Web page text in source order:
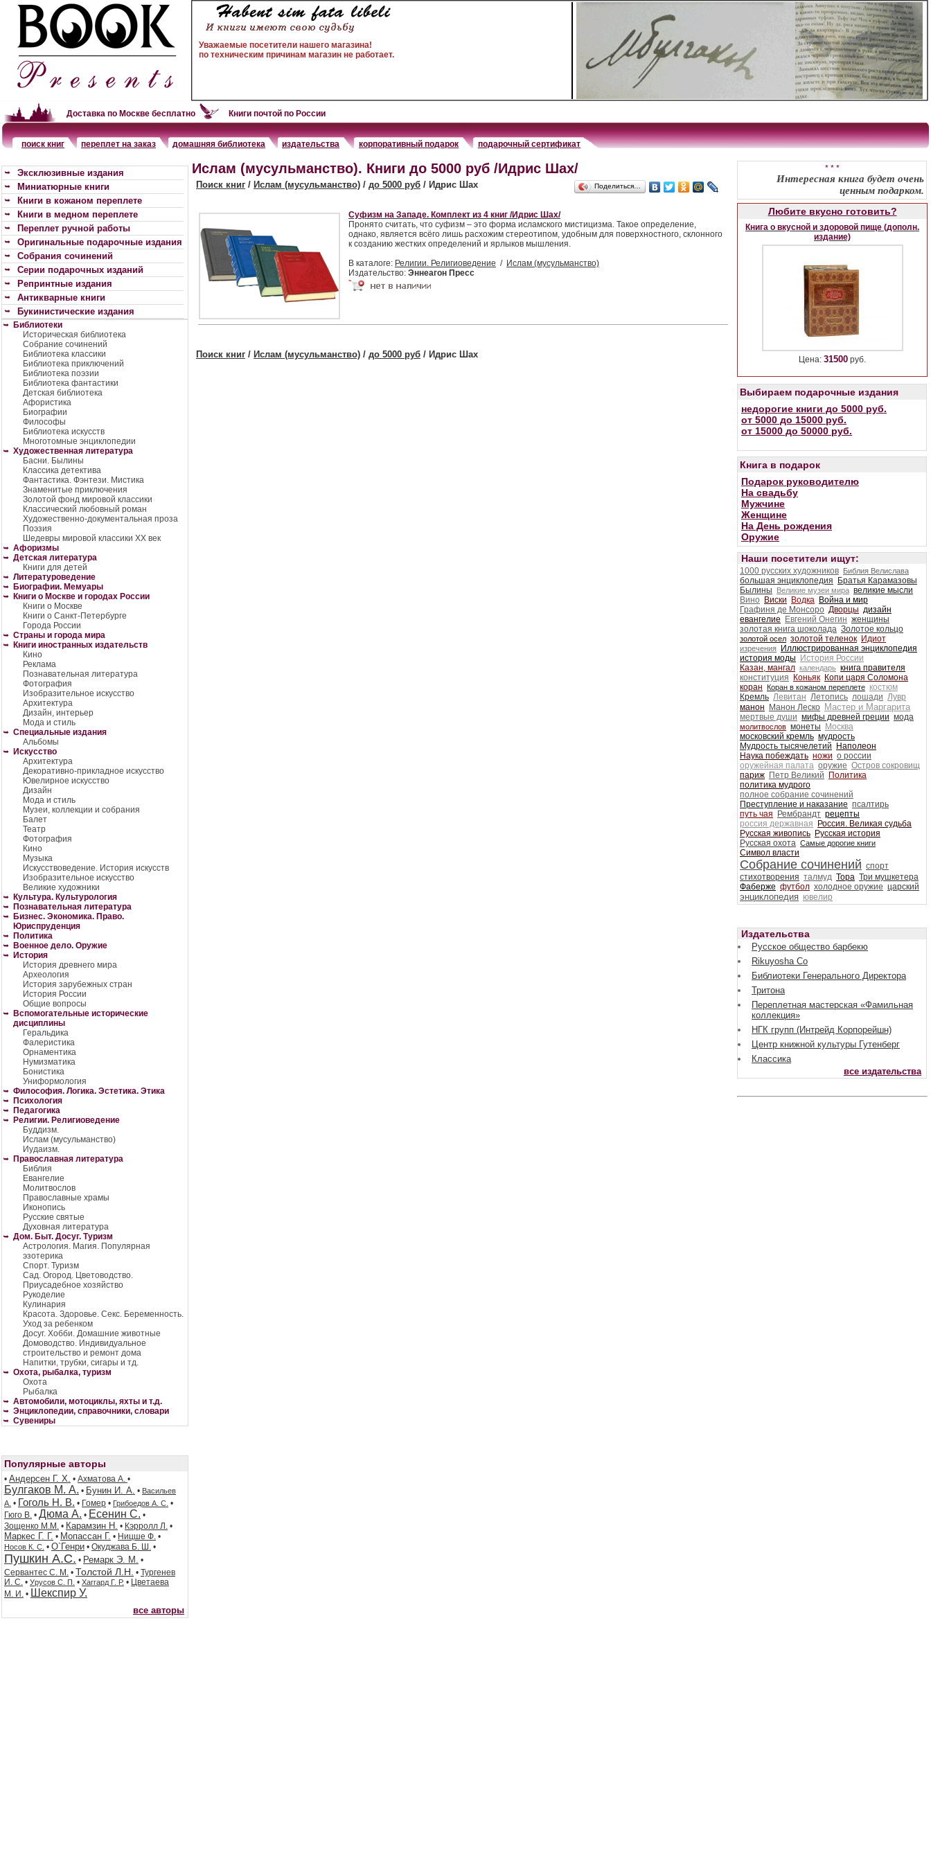
Уважаемые посетители нашего магазина!
по техническим причинам магазин не работает.
Доставка по Москве бесплатно Книги почтой по России
поиск книг переплет на заказ домашняя библиотека издательства корпоративный подарок подарочный сертификат
Ислам (мусульманство). Книги до 5000 руб /Идрис Шах/
Поиск книг / Ислам (мусульманство) / до 5000 руб / Идрис Шах Поделиться…
Суфизм на Западе. Комплект из 4 книг /Идрис Шах/
Пронято считать, что суфизм – это форма исламского мистицизма. Такое определение,
однако, является всёго лишь расхожим стереотипом, удобным для поверхностного, склонного
к созданию жестких определений и ярлыков мышления.
В каталоге: Религии. Религиоведение / Ислам (мусульманство)
Издательство: Эннеагон Пресс
Поиск книг / Ислам (мусульманство) / до 5000 руб / Идрис Шах
Эксклюзивные издания
Миниатюрные книги
Книги в кожаном переплете
Книги в медном переплете
Переплет ручной работы
Оригинальные подарочные издания
Собрания сочинений
Серии подарочных изданий
Репринтные издания
Антикварные книги
Букинистические издания
Библиотеки
Историческая библиотека
Собрание сочинений
Библиотека классики
Библиотека приключений
Библиотека поэзии
Библиотека фантастики
Детская библиотека
Афористика
Биографии
Философы
Библиотека искусств
Многотомные энциклопедии
Художественная литература
Басни. Былины
Классика детектива
Фантастика. Фэнтези. Мистика
Знаменитые приключения
Золотой фонд мировой классики
Классический любовный роман
Художественно-документальная проза
Поэзия
Шедевры мировой классики XX век
Афоризмы
Детская литература
Книги для детей
Литературоведение
Биографии. Мемуары
Книги о Москве и городах России
Книги о Москве
Книги о Санкт-Петербурге
Города России
Страны и города мира
Книги иностранных издательств
Кино
Реклама
Познавательная литература
Фотография
Изобразительное искусство
Архитектура
Дизайн, интерьер
Мода и стиль
Специальные издания
Альбомы
Искусство
Архитектура
Декоративно-прикладное искусство
Ювелирное искусство
Дизайн
Мода и стиль
Музеи, коллекции и собрания
Балет
Театр
Фотография
Кино
Музыка
Искусствоведение. История искусств
Изобразительное искусство
Великие художники
Культура. Культурология
Познавательная литература
Бизнес. Экономика. Право.
Юриспруденция
Политика
Военное дело. Оружие
История
История древнего мира
Археология
История зарубежных стран
История России
Общие вопросы
Вспомогательные исторические
дисциплины
Геральдика
Фалеристика
Орнаментика
Нумизматика
Бонистика
Униформология
Философия. Логика. Эстетика. Этика
Психология
Педагогика
Религии. Религиоведение
Буддизм.
Ислам (мусульманство)
Иудаизм.
Православная литература
Библия
Евангелие
Молитвослов
Православные храмы
Иконопись
Русские святые
Духовная литература
Дом. Быт. Досуг. Туризм
Астрология. Магия. Популярная
эзотерика
Спорт. Туризм
Сад. Огород. Цветоводство.
Приусадебное хозяйство
Рукоделие
Кулинария
Красота. Здоровье. Секс. Беременность.
Уход за ребенком
Досуг. Хобби. Домашние животные
Домоводство. Индивидуальное
строительство и ремонт дома
Напитки, трубки, сигары и тд.
Охота, рыбалка, туризм
Охота
Рыбалка
Автомобили, мотоциклы, яхты и т.д.
Энциклопедии, справочники, словари
Сувениры
Популярные авторы
• Андерсен Г. Х. • Ахматова А. •
Булгаков М. А. • Бунин И. А. • Васильев
А. • Гоголь Н. В. • Гомер • Грибоедов А. С. •
Гюго В. • Дюма А. • Есенин С. •
Зощенко М.М. • Карамзин Н. • Кэрролл Л. •
Маркес Г. Г. • Мопассан Г. • Ницше Ф. •
Носов К. С. • О`Генри • Окуджава Б. Ш. •
Пушкин А.С. • Ремарк Э. М. •
Сервантес С. М. • Толстой Л.Н. • Тургенев
И. С. • Урусов С. П. • Хаггард Г. Р. • Цветаева
М. И. • Шекспир У.
все авторы
* * *
Интересная книга будет очень
ценным подарком.
Любите вкусно готовить?
Книга о вкусной и здоровой пище (дополн.
издание)
Цена: 31500 руб.
Выбираем подарочные издания
недорогие книги до 5000 руб.
от 5000 до 15000 руб.
от 15000 до 50000 руб.
Книга в подарок
Подарок руководителю
На свадьбу
Мужчине
Женщине
На День рождения
Оружие
Наши посетители ищут:
1000 русских художников Библия Велислава
большая энциклопедия
Братья Карамазовы
Былины
Великие музеи мира великие мысли
Вино
Виски Водка Война и мир
Графиня де Монсоро Дворцы дизайн
евангелие
Евгений Онегин женщины
золотая книга шоколада Золотое кольцо
золотой осел золотой теленок Идиот
изречения
Иллюстрированная энциклопедия
история моды
История России
Казан, мангал календарь книга правителя
конституция
Коньяк Копи царя Соломона
коран
Коран в кожаном переплете костюм
Кремль Левитан Летопись лошади Лувр
манон
Манон Леско Мастер и Маргарита
мертвые души мифы древней греции мода
молитвослов монеты
Москва
московский кремль мудрость
Мудрость тысячелетий
Наполеон
Наука побеждать ножи о россии
оружейная палата оружие Остров сокровищ
париж Петр Великий
Политика
политика мудрого
полное собрание сочинений
Преступление и наказание псалтирь
путь чая
Рембрандт рецепты
россия державная
Россия. Великая судьба
Русская живопись Русская история
Русская охота Самые дорогие книги
Символ власти
Собрание сочинений спорт
стихотворения талмуд Тора Три мушкетера
Фаберже футбол холодное оружие царский
энциклопедия ювелир
Издательства
Русское общество барбекю
Rikuyosha Co
Библиотеки Генерального Директора
Тритона
Переплетная мастерская «Фамильная
коллекция»
НГК групп (Интрейд Корпорейшн)
Центр книжной культуры Гутенберг
Классика
все издательства